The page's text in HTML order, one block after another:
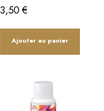
3,50€
Ajouter au panier